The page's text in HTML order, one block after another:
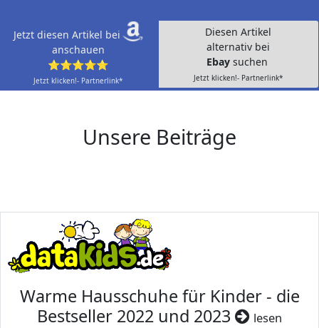
Jetzt diesen Artikel bei
anschauen
⭐⭐⭐⭐⭐
Jetzt klicken!- Partnerlink*
Diesen Artikel
alternativ bei
Ebay suchen
Jetzt klicken!- Partnerlink*
Unsere Beiträge
Warme Hausschuhe für Kinder - die
Bestseller 2022 und 2023
lesen